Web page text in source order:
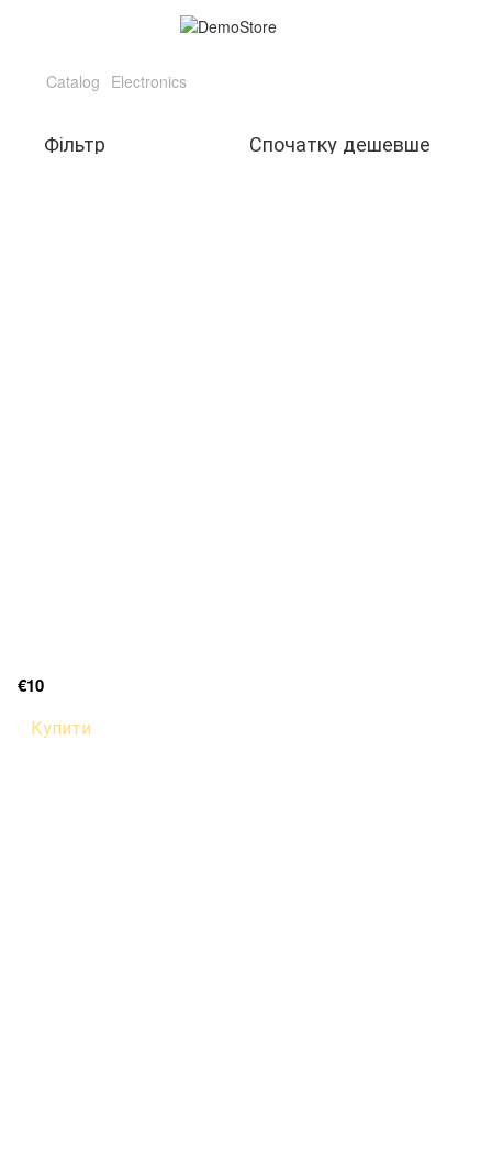
Catalog Electronics
Фільтр Спочатку дешевше
€10
Купити